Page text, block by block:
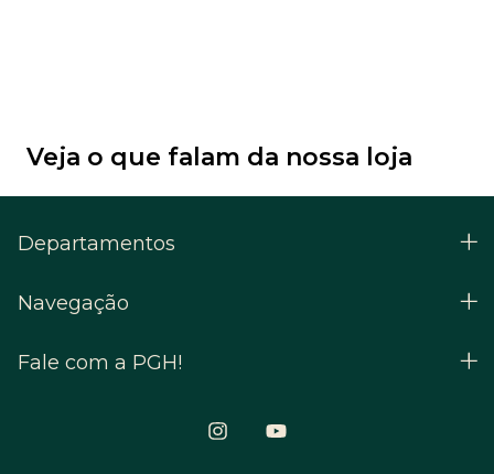
Veja o que falam da nossa loja
Departamentos
Navegação
Fale com a PGH!